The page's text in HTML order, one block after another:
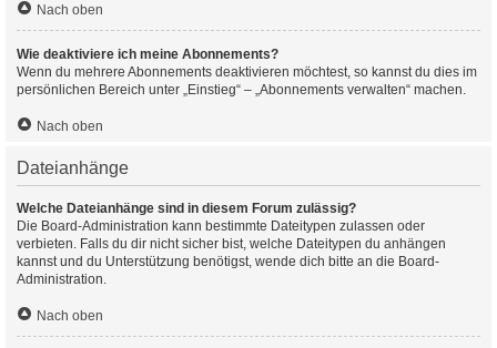
Nach oben
Wie deaktiviere ich meine Abonnements?
Wenn du mehrere Abonnements deaktivieren möchtest, so kannst du dies im
persönlichen Bereich unter „Einstieg“ – „Abonnements verwalten“ machen.
Nach oben
Dateianhänge
Welche Dateianhänge sind in diesem Forum zulässig?
Die Board-Administration kann bestimmte Dateitypen zulassen oder
verbieten. Falls du dir nicht sicher bist, welche Dateitypen du anhängen
kannst und du Unterstützung benötigst, wende dich bitte an die Board-
Administration.
Nach oben